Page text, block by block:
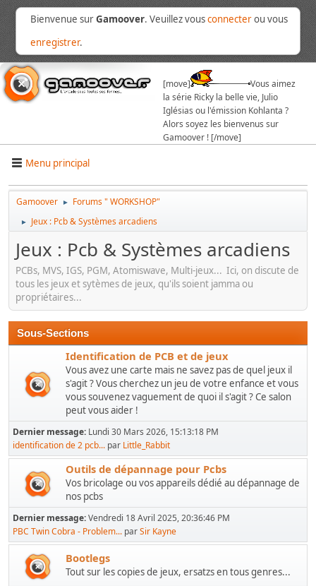
Bienvenue surGamoover. Veuillez vousconnecterou vous
enregistrer.
[move]
Vous aimez
la série Ricky la belle vie, Julio
Iglésias ou l'émission Kohlanta ?
Alors soyez les bienvenus sur
Gamoover ! [/move]
Menu principal
Gamoover ► Forums " WORKSHOP"
► Jeux : Pcb & Systèmes arcadiens
Jeux : Pcb & Systèmes arcadiens
PCBs, MVS, IGS, PGM, Atomiswave, Multi-jeux... Ici, on discute de
tous les jeux et sytèmes de jeux, qu'ils soient jamma ou
propriétaires...
Sous-Sections
Identification de PCB et de jeux
Vous avez une carte mais ne savez pas de quel jeux il
s'agit ? Vous cherchez un jeu de votre enfance et vous
vous souvenez vaguement de quoi il s'agit ? Ce salon
peut vous aider !
Dernier message: Lundi 30 Mars 2026, 15:13:18 PM
identification de 2 pcb... par Little_Rabbit
Outils de dépannage pour Pcbs
Vos bricolage ou vos appareils dédié au dépannage de
nos pcbs
Dernier message:Vendredi 18 Avril 2025, 20:36:46 PM
PBC Twin Cobra - Problem... parSir Kayne
Bootlegs
Tout sur les copies de jeux, ersatzs en tous genres...